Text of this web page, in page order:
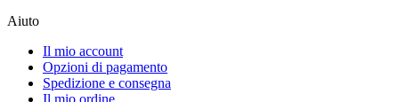
Aiuto
Il mio account
Opzioni di pagamento
Spedizione e consegna
Il mio ordine